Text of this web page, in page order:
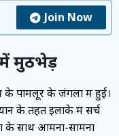
Join Now
में मुठभेड़
के पामलूर के जंगलों में हुई।
के तहत इलाके में सर्च
के साथ आमना-सामना